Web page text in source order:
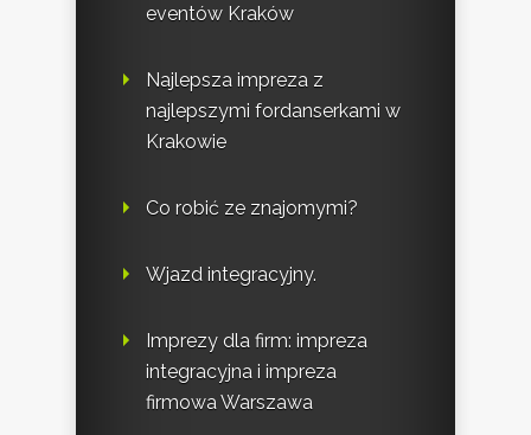
eventów Kraków
Najlepsza impreza z
najlepszymi fordanserkami w
Krakowie
Co robić ze znajomymi?
Wjazd integracyjny.
Imprezy dla firm: impreza
integracyjna i impreza
firmowa Warszawa